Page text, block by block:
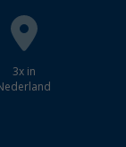
3x in